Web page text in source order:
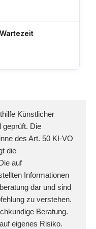
Künstlicher
geprüft. Die
des Art. 50 KI-VO
die
auf
Informationen
dar und sind
zu verstehen.
Beratung.
eigenes Risiko.